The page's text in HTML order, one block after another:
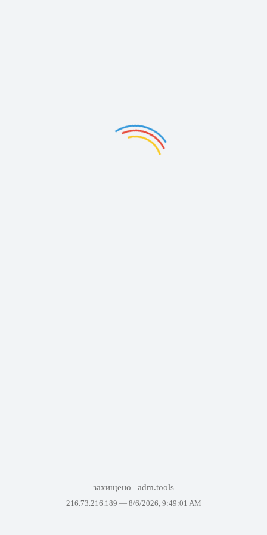
захищено adm.tools
216.73.216.189 — 8/6/2026, 9:49:01 AM